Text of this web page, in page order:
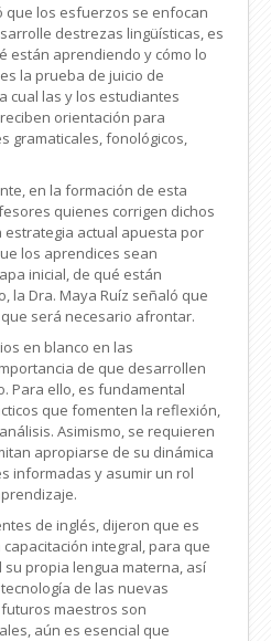
que los esfuerzos se enfocan
destrezas lingüísticas, es
están aprendiendo y cómo lo
la prueba de juicio de
cual las y los estudiantes
orientación para
gramaticales, fonológicos,
en la formación de esta
quienes corrigen dichos
estrategia actual apuesta por
los aprendices sean
inicial, de qué están
la Dra. Maya Ruíz señaló que
será necesario afrontar.
en blanco en las
de que desarrollen
Para ello, es fundamental
que fomenten la reflexión,
Asimismo, se requieren
apropiarse de su dinámica
informadas y asumir un rol
de inglés, dijeron que es
integral, para que
propia lengua materna, así
de las nuevas
maestros son
aún es esencial que